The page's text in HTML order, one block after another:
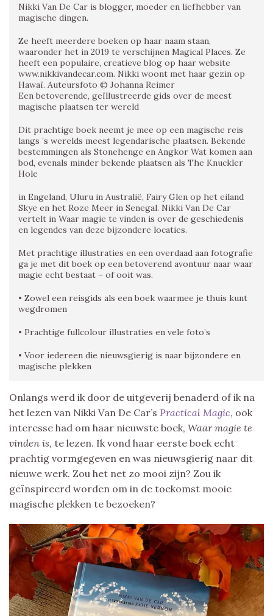
Nikki Van De Car is blogger, moeder en liefhebber van
magische dingen.
Ze heeft meerdere boeken op haar naam staan,
waaronder het in 2019 te verschijnen Magical Places. Ze
heeft een populaire, creatieve blog op haar website
www.nikkivandecar.com. Nikki woont met haar gezin op
Hawaï. Auteursfoto © Johanna Reimer
Een betoverende, geïllustreerde gids over de meest
magische plaatsen ter wereld
Dit prachtige boek neemt je mee op een magische reis
langs ’s werelds meest legendarische plaatsen. Bekende
bestemmingen als Stonehenge en Angkor Wat komen aan
bod, evenals minder bekende plaatsen als The Knuckler
Hole
in Engeland, Uluru in Australië, Fairy Glen op het eiland
Skye en het Roze Meer in Senegal. Nikki Van De Car
vertelt in Waar magie te vinden is over de geschiedenis
en legendes van deze bijzondere locaties.
Met prachtige illustraties en een overdaad aan fotografie
ga je met dit boek op een betoverend avontuur naar waar
magie echt bestaat – of ooit was.
• Zowel een reisgids als een boek waarmee je thuis kunt
wegdromen
• Prachtige fullcolour illustraties en vele foto’s
• Voor iedereen die nieuwsgierig is naar bijzondere en
magische plekken
Onlangs werd ik door de uitgeverij benaderd of ik na
het lezen van Nikki Van De Car’s Practical Magic, ook
interesse had om haar nieuwste boek, Waar magie te
vinden is, te lezen. Ik vond haar eerste boek echt
prachtig vormgegeven en was nieuwsgierig naar dit
nieuwe werk. Zou het net zo mooi zijn? Zou ik
geïnspireerd worden om in de toekomst mooie
magische plekken te bezoeken?